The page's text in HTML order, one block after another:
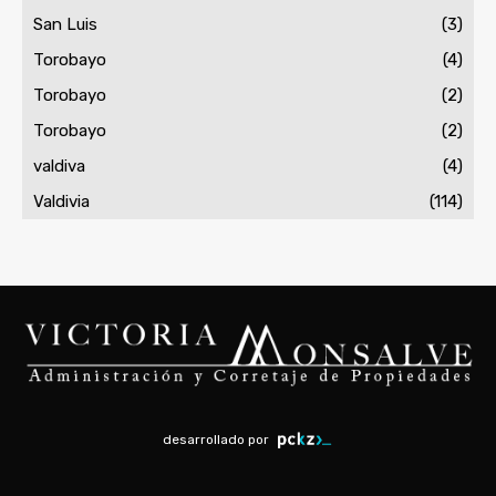
San Luis
(3)
Torobayo
(4)
Torobayo
(2)
Torobayo
(2)
valdiva
(4)
Valdivia
(114)
desarrollado por